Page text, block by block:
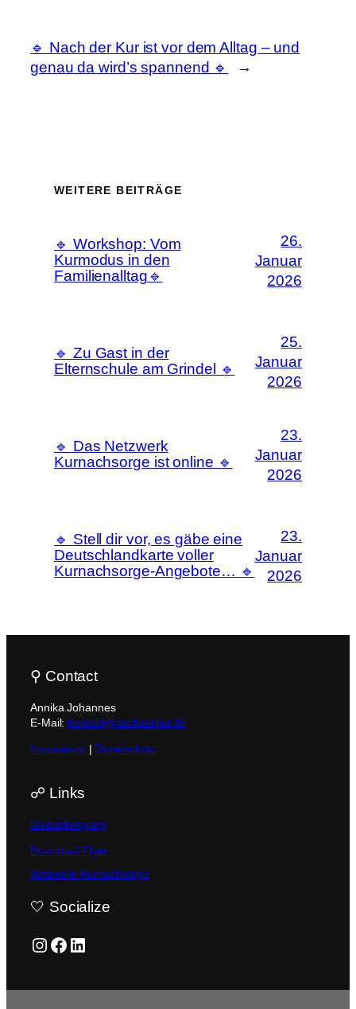
🔹 Nach der Kur ist vor dem Alltag – und
genau da wird’s spannend 🔹
→
WEITERE BEITRÄGE
🔹 Workshop: Vom
Kurmodus in den
Familienalltag🔹
26.
Januar
2026
🔹 Zu Gast in der
Elternschule am Grindel 🔹
25.
Januar
2026
🔹 Das Netzwerk
Kurnachsorge ist online 🔹
23.
Januar
2026
🔹 Stell dir vor, es gäbe eine
Deutschlandkarte voller
Kurnachsorge-Angebote… 🔹
23.
Januar
2026
⚲ Contact
Annika Johannes
E-Mail: kontakt@nachderkur.de
Impressum | Datenschutz
☍ Links
Gedankengang
Download Flyer
Netzwerk Kurnachsorge
🤍 Socialize
Instagram Facebook LinkedIn